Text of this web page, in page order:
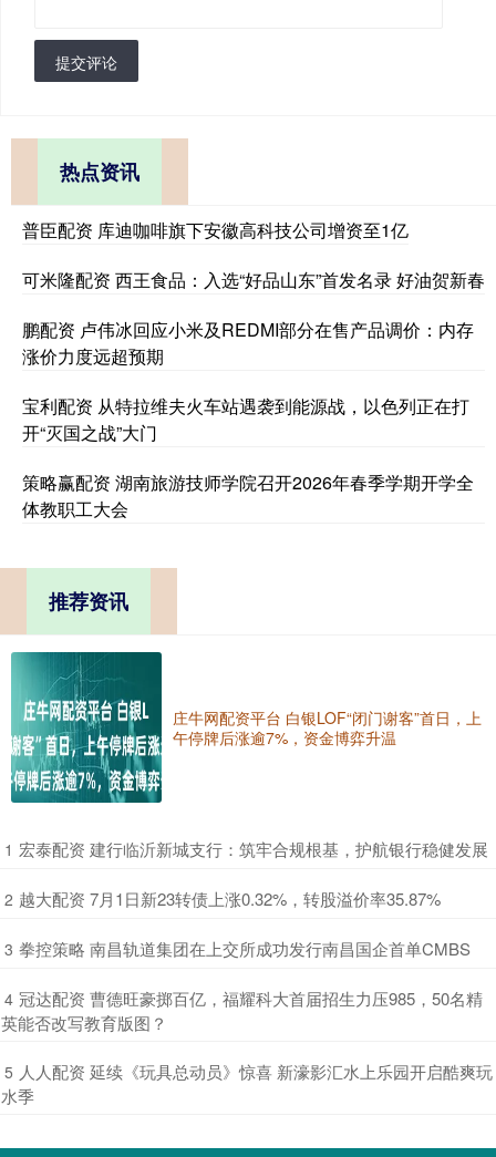
提交评论
热点资讯
普臣配资 库迪咖啡旗下安徽高科技公司增资至1亿
可米隆配资 西王食品：入选“好品山东”首发名录 好油贺新春
鹏配资 卢伟冰回应小米及REDMI部分在售产品调价：内存
涨价力度远超预期
宝利配资 从特拉维夫火车站遇袭到能源战，以色列正在打
开“灭国之战”大门
策略赢配资 湖南旅游技师学院召开2026年春季学期开学全
体教职工大会
推荐资讯
庄牛网配资平台 白银LOF“闭门谢客”首日，上
午停牌后涨逾7%，资金博弈升温
1 ​宏泰配资 建行临沂新城支行：筑牢合规根基，护航银行稳健发展
2 ​越大配资 7月1日新23转债上涨0.32%，转股溢价率35.87%
3 ​拳控策略 南昌轨道集团在上交所成功发行南昌国企首单CMBS
4 ​冠达配资 曹德旺豪掷百亿，福耀科大首届招生力压985，50名精
英能否改写教育版图？
5 ​人人配资 延续《玩具总动员》惊喜 新濠影汇水上乐园开启酷爽玩
水季